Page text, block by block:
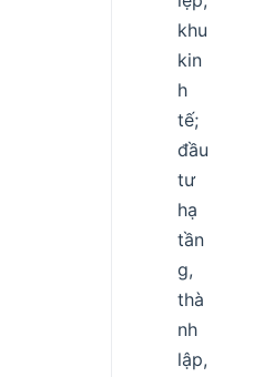
khu
kin
h
tế;
đầu
tư
hạ
tần
g,
thà
nh
lập,